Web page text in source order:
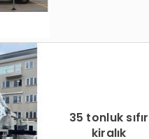
35 tonluk sıfır
kiralık